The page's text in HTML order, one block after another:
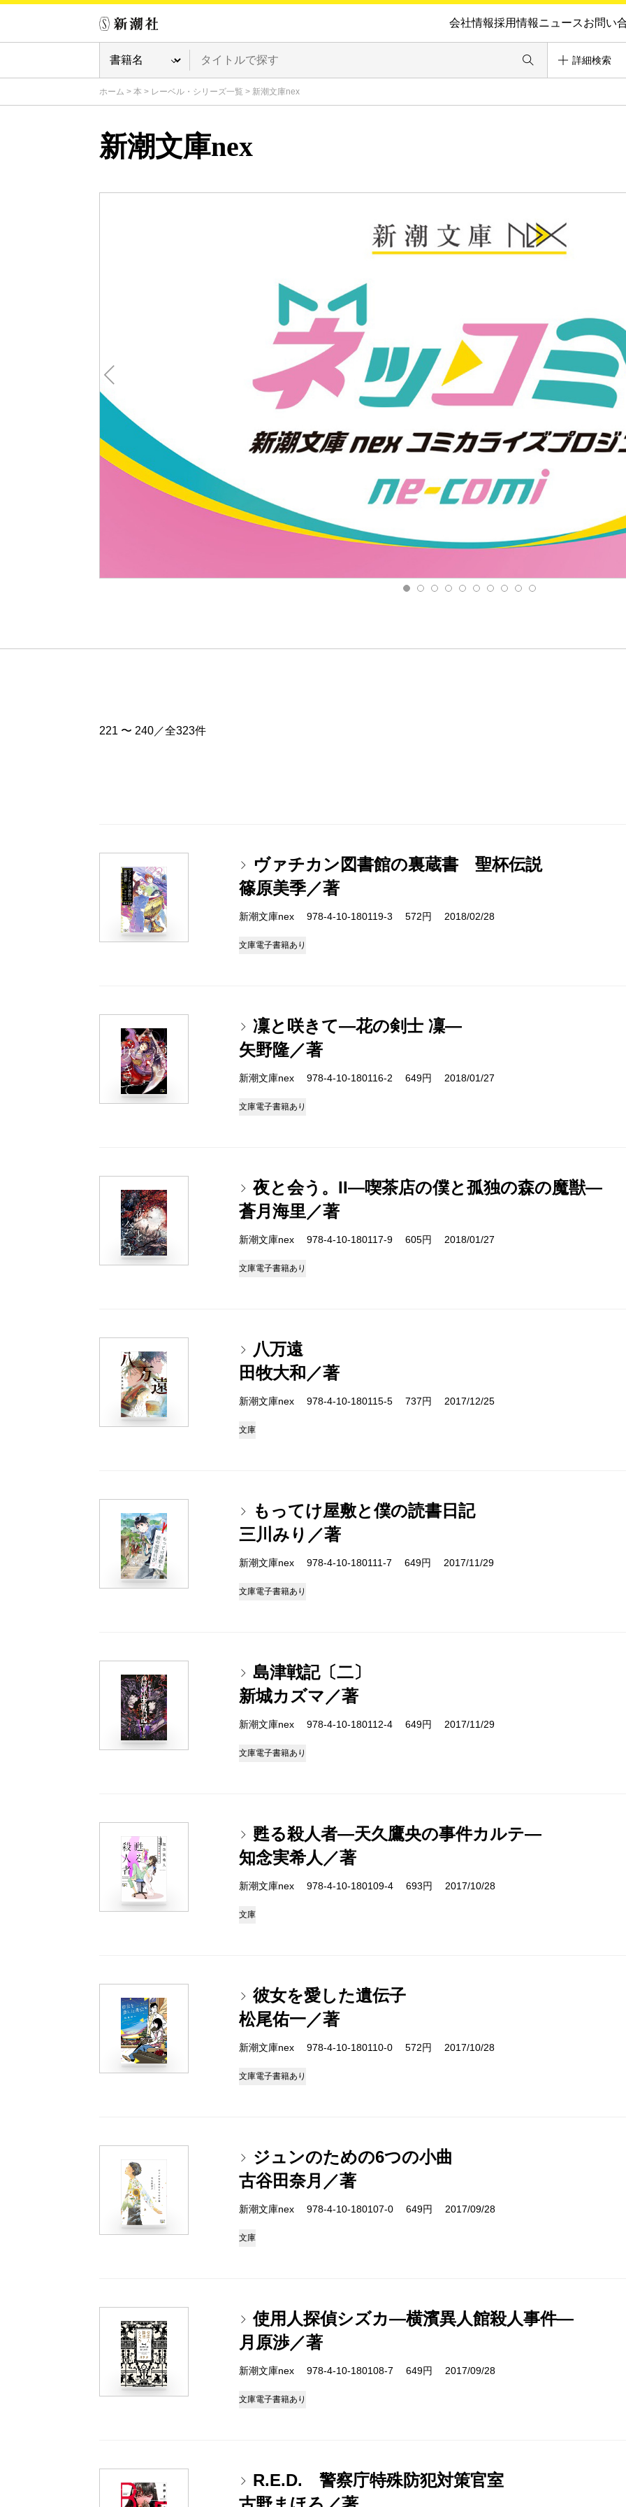
会社情報採用情報ニュースお問い
詳細検索
ホーム > 本 > レーベル・シリーズ一覧 > 新潮文庫nex
新潮文庫nex
Pre
221 〜 240／全323件
ヴァチカン図書館の裏蔵書 聖杯伝説
篠原美季／著
新潮文庫nex 978-4-10-180119-3 572円 2018/02/28
文庫電子書籍あり
凜と咲きて―花の剣士 凜―
矢野隆／著
新潮文庫nex 978-4-10-180116-2 649円 2018/01/27
文庫電子書籍あり
夜と会う。II―喫茶店の僕と孤独の森の魔獣―
蒼月海里／著
新潮文庫nex 978-4-10-180117-9 605円 2018/01/27
文庫電子書籍あり
八万遠
田牧大和／著
新潮文庫nex 978-4-10-180115-5 737円 2017/12/25
文庫
もってけ屋敷と僕の読書日記
三川みり／著
新潮文庫nex 978-4-10-180111-7 649円 2017/11/29
文庫電子書籍あり
島津戦記〔二〕
新城カズマ／著
新潮文庫nex 978-4-10-180112-4 649円 2017/11/29
文庫電子書籍あり
甦る殺人者―天久鷹央の事件カルテ―
知念実希人／著
新潮文庫nex 978-4-10-180109-4 693円 2017/10/28
文庫
彼女を愛した遺伝子
松尾佑一／著
新潮文庫nex 978-4-10-180110-0 572円 2017/10/28
文庫電子書籍あり
ジュンのための6つの小曲
古谷田奈月／著
新潮文庫nex 978-4-10-180107-0 649円 2017/09/28
文庫
使用人探偵シズカ―横濱異人館殺人事件―
月原渉／著
新潮文庫nex 978-4-10-180108-7 649円 2017/09/28
文庫電子書籍あり
R.E.D. 警察庁特殊防犯対策官室